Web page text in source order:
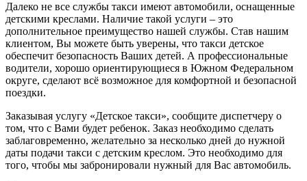
Далеко не все службы такси имеют автомобили, оснащенные
детскими креслами. Наличие такой услуги – это
дополнительное преимущество нашей службы. Став нашим
клиентом, Вы можете быть уверены, что такси детское
обеспечит безопасность Ваших детей. А профессиональные
водители, хорошо ориентирующиеся в Южном Федеральном
округе, сделают всё возможное для комфортной и безопасной
поездки.
Заказывая услугу «Детское такси», сообщите диспетчеру о
том, что с Вами будет ребенок. Заказ необходимо сделать
заблаговременно, желательно за несколько дней до нужной
даты подачи такси с детским креслом. Это необходимо для
того, чтобы мы забронировали нужный для Вас автомобиль.